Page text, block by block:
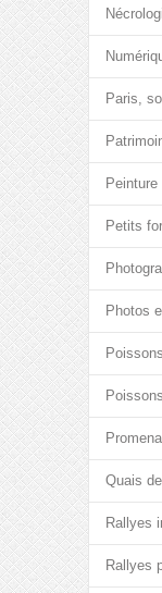
Paris,
Peinture
Petits
Photos
Poissons
Poissons
Quais
Rallyes
Rallyes